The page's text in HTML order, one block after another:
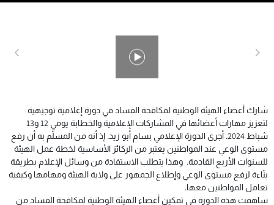
شارك أعضاء الهيئة الوطنية لمكافحة الفساد في دورة إعلامية توجيهية
لتعزيز مهارات أعضائها في المشاركات الإعلامية والخطابة يومي 12 و13
شباط 2024. أجرى الدورة الإعلامي بسام أبو زيد. إذ أنه من المسلّم به أن رفع
مستوى الوعي عند المواطنين يعتبر من الركائز الأساسية لخطة عمل الهيئة
للسنوات الأربع القادمة. وهذا يتطلب الاستفادة من وسائل الإعلام بطريقة
بنّاءة لرفع مستوى الوعي وإطلاع الجمهور على ولاية الهيئة ومهامها وكيفية
تعامل المواطنين معها.
ساهمت هذه الدورة في تمكين أعضاء الهيئة الوطنية لمكافحة الفساد من